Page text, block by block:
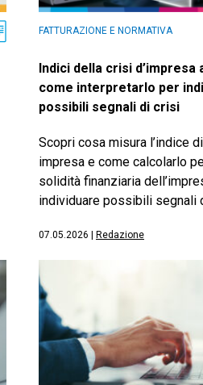
FATTURAZIONE E NORMATIVA
Indici della crisi d’impresa
come interpretarlo per
possibili segnali di crisi
Scopri cosa misura l’indice
impresa e come calcolarlo
solidità finanziaria
individuare possibili segnali
07.05.2026 | Redazione